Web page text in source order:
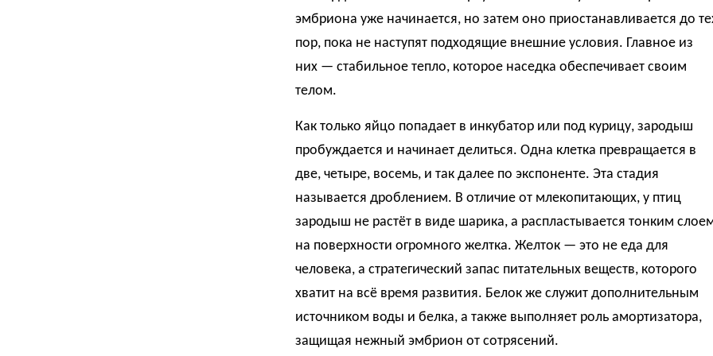
эмбриона уже начинается, но затем оно приостанавливается до
пор, пока не наступят подходящие внешние условия. Главное из
них — стабильное тепло, которое наседка обеспечивает своим
телом.
Как только яйцо попадает в инкубатор или под курицу, зародыш
пробуждается и начинает делиться. Одна клетка превращается в
две, четыре, восемь, и так далее по экспоненте. Эта стадия
называется дроблением. В отличие от млекопитающих, у птиц
зародыш не растёт в виде шарика, а распластывается тонким
на поверхности огромного желтка. Желток — это не еда для
человека, а стратегический запас питательных веществ, которого
хватит на всё время развития. Белок же служит дополнительным
источником воды и белка, а также выполняет роль амортизатора,
защищая нежный эмбрион от сотрясений.